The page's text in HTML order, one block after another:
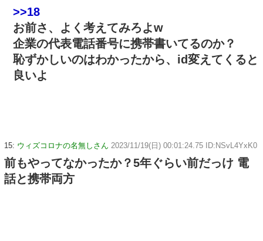
>>18
お前さ、よく考えてみろよw
企業の代表電話番号に携帯書いてるのか？
恥ずかしいのはわかったから、id変えてくると
良いよ
15: ウィズコロナの名無しさん 2023/11/19(日) 00:01:24.75 ID:NSvL4YxK0
前もやってなかったか？5年ぐらい前だっけ 電
話と携帯両方